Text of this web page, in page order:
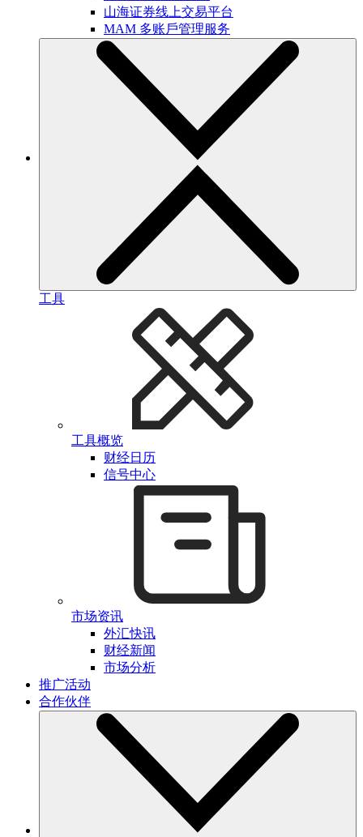
山海证券线上交易平台
MAM 多账戶管理服务
工具
工具概览
财经日历
信号中心
市场资讯
外汇快讯
财经新闻
市场分析
推广活动
合作伙伴